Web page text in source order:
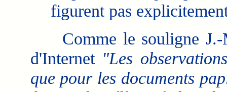
figurent pas
Comme le souligne J.-
d'Internet "Les
que pour les documents